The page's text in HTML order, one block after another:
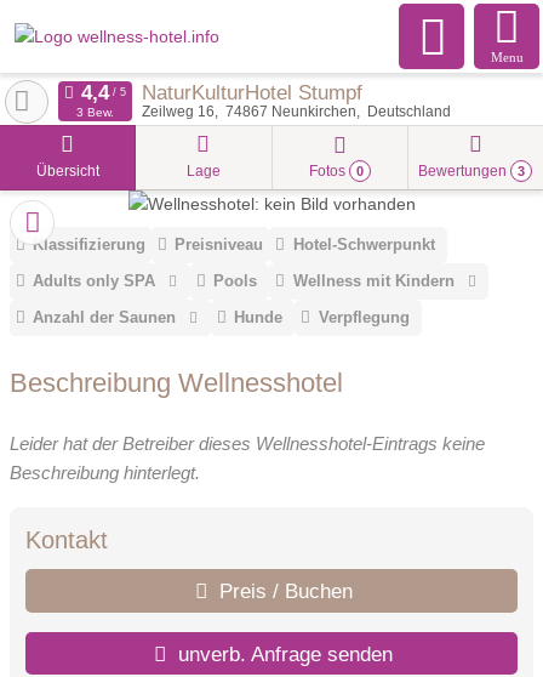
Menu
NaturKulturHotel Stumpf
Zeilweg 16 74867 Neunkirchen Deutschland
3 Bew.
Übersicht Lage Fotos 0 Bewertungen 3
Klassifizierung Preisniveau
Hotel-Schwerpunkt
Adults only SPA
Pools
Wellness mit Kindern
Anzahl der Saunen
Hunde Verpflegung
Beschreibung Wellnesshotel
Leider hat der Betreiber dieses Wellnesshotel-Eintrags keine
Beschreibung hinterlegt.
Kontakt
Preis / Buchen
unverb. Anfrage senden